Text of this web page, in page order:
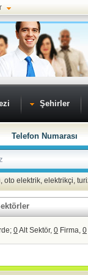
Şehirler
Telefon Numarası
, oto elektrik, elektrikçi,
0Alt Sektör, 0 Firma, 0